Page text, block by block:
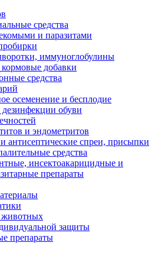
средства
и паразитами
иммуноглобулины
добавки
средства
осеменение и бесплодие
обуви
и эндометритов
антисептические спреи, присыпки
средства
инсектоакарицидные и
препараты
защиты
препараты